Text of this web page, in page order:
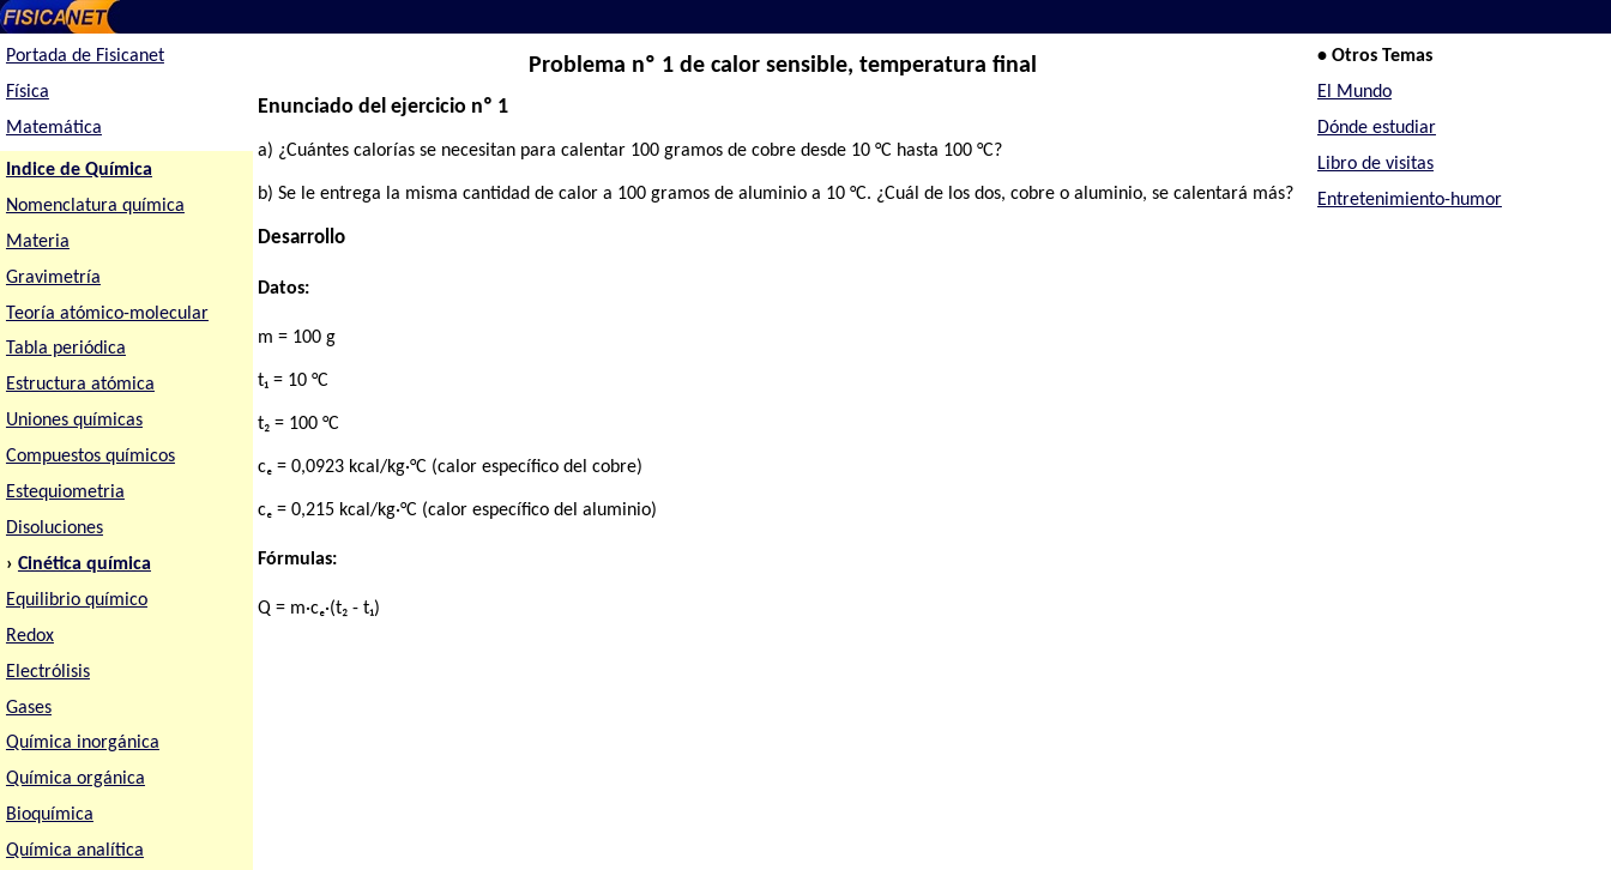
Portada de Fisicanet
Física
Matemática
Indice de Química
Nomenclatura química
Materia
Gravimetría
Teoría atómico-molecular
Tabla periódica
Estructura atómica
Uniones químicas
Compuestos químicos
Estequiometria
Disoluciones
› Cinética química
Equilibrio químico
Redox
Electrólisis
Gases
Química inorgánica
Química orgánica
Bioquímica
Química analítica
Problema nº 1 de calor sensible, temperatura final
Enunciado del ejercicio nº 1
a) ¿Cuántes calorías se necesitan para calentar 100 gramos de cobre desde 10 °C hasta 100 °C?
b) Se le entrega la misma cantidad de calor a 100 gramos de aluminio a 10 °C. ¿Cuál de los dos, cobre o aluminio, se calentará más?
Desarrollo
Datos:
m = 100 g
t₁ = 10 °C
t₂ = 100 °C
cₑ = 0,0923 kcal/kg·°C (calor específico del cobre)
cₑ = 0,215 kcal/kg·°C (calor específico del aluminio)
Fórmulas:
Q = m·cₑ·(t₂ - t₁)
• Otros Temas
El Mundo
Dónde estudiar
Libro de visitas
Entretenimiento-humor